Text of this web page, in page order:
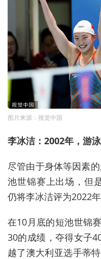
图片来源：视觉中国
李冰洁：2002年，游泳
尽管由于身体等因素
池世锦赛上出场，但
仍将李冰洁评为2022
在10月底的短池世锦
30的成绩，夺得女子
越了澳大利亚选手蒂